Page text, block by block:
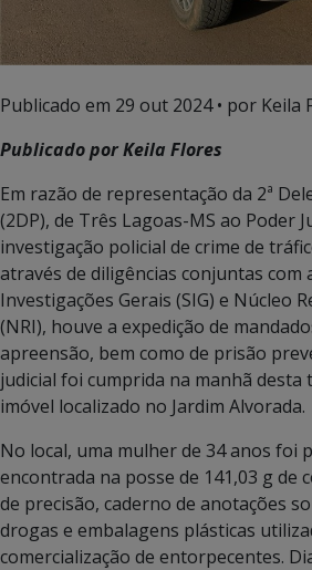
Publicado em 29 out 2024• por Keila
Publicado por Keila Flores
Em razão de representação da 2ª
(2DP), de Três Lagoas-MS ao Poder
investigação policial de crime de
através de diligências conjuntas com
Investigações Gerais (SIG) e Núcleo
(NRI), houve a expedição de
apreensão, bem como de prisão
judicial foi cumprida na manhã desta
imóvel localizado no Jardim Alvorada.
No local, uma mulher de 34 anos foi
encontrada na posse de 141,03 g de
de precisão, caderno de anotações
drogas e embalagens plásticas
comercialização de entorpecentes.